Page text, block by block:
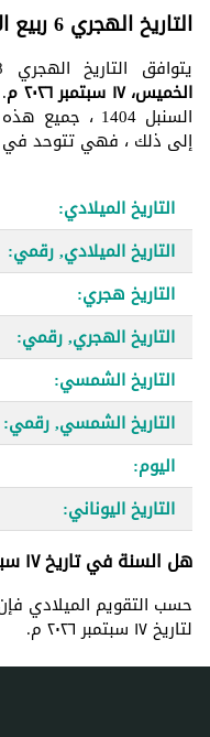
التاريخ الهجري 6 ربيع الآخر 1448 الى ميلادي
يتوافق التاريخ الهجري 6/4/1448 مع التاريخ الميلادي في
الخميس، ١٧ سبتمبر ٢٠٢٦ م
السنبل 1404 ، جميع هذه التواريخ في يوم
إلى ذلك ، فهي تتوحد في
التاريخ الميلادي:
التاريخ الميلادي, رقمي:
التاريخ هجري:
التاريخ الهجري, رقمي:
التاريخ الشمسي:
التاريخ الشمسي, رقمي:
اليوم:
التاريخ اليوناني:
هل السنة في تاريخ ١٧ سبتمبر ٢٠٢٦ م سنة كبيسة؟
حسب التقويم الميلادي
لتاريخ ١٧ سبتمبر ٢٠٢٦ م.